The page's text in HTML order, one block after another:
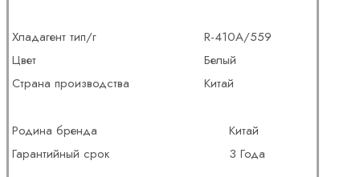
Хладагент тип/г
R-410А/559
Цвет
Белый
Страна производства
Китай
Родина бренда
Китай
Гарантийный срок
3 Года